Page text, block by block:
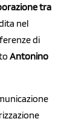
tra
nel
di
Antonino